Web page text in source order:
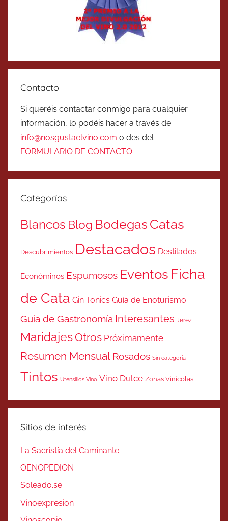
Contacto
Si queréis contactar conmigo para cualquier
información, lo podéis hacer a través de
info@nosgustaelvino.com o des del
FORMULARIO DE CONTACTO.
Categorías
Blancos Blog BodegasCatas
Descubrimientos Destacados Destilados
Económinos Espumosos Eventos Ficha
de Cata Gin Tonics Guía de Enoturismo
Guía de Gastronomía Interesantes Jerez
MaridajesOtros Próximamente
Resumen Mensual Rosados Sin categoría
Tintos Utensilios Vino Vino Dulce Zonas Vinicolas
Sitios de interés
La Sacristía del Caminante
OENOPEDION
Soleado.se
Vinoexpresion